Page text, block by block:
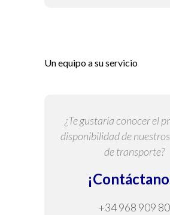
Un equipo a su servicio
¿Te gustaría conocer el
disponibilidad de
de transporte?
+34 968 909